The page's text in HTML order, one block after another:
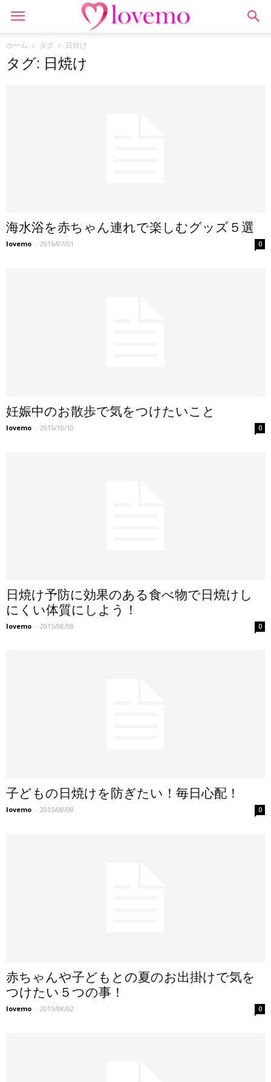
ホーム タグ 日焼け
タグ: 日焼け
海水浴を赤ちゃん連れで楽しむグッズ５選
lovemo - 2016/07/01 0
妊娠中のお散歩で気をつけたいこと
lovemo - 2015/10/10 0
日焼け予防に効果のある食べ物で日焼けし
にくい体質にしよう！
lovemo - 2015/08/08 0
子どもの日焼けを防ぎたい！毎日心配！
lovemo - 2015/08/08 0
赤ちゃんや子どもとの夏のお出掛けで気を
つけたい５つの事！
lovemo - 2015/08/02 0